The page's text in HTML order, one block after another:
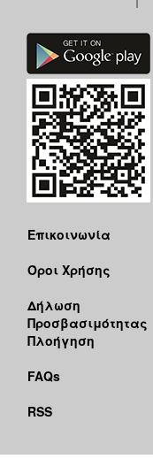
Επικοινωνία
Όροι Χρήσης
Δήλωση
Προσβασιμότητας
Πλοήγηση
FAQs
RSS